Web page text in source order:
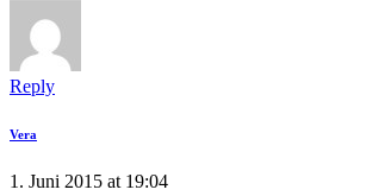
Reply
Vera
1. Juni 2015 at 19:04